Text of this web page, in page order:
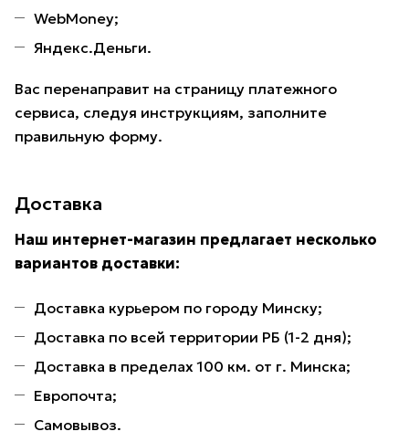
WebMoney;
Яндекс.Деньги.
Вас перенаправит на страницу платежного
сервиса, следуя инструкциям, заполните
правильную форму.
Доставка
Наш интернет-магазин предлагает несколько
вариантов доставки:
Доставка курьером по городу Минску;
Доставка по всей территории РБ (1-2 дня);
Доставка в пределах 100 км. от г. Минска;
Европочта;
Самовывоз.